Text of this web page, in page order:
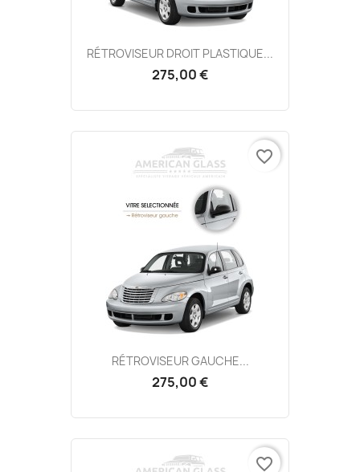
RÉTROVISEUR DROIT PLASTIQUE...
275,00 €
RÉTROVISEUR GAUCHE...
275,00 €
favorite_border
favorite_border